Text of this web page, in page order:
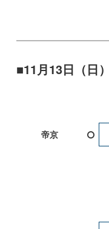
11月13日（日）
帝京